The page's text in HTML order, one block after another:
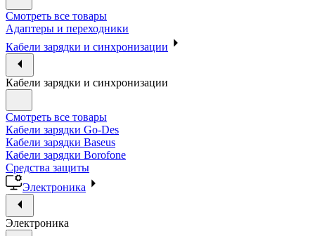
Смотреть все товары
Адаптеры и переходники
Кабели зарядки и синхронизации
Кабели зарядки и синхронизации
Смотреть все товары
Кабели зарядки Go-Des
Кабели зарядки Baseus
Кабели зарядки Borofone
Средства защиты
Электроника
Электроника